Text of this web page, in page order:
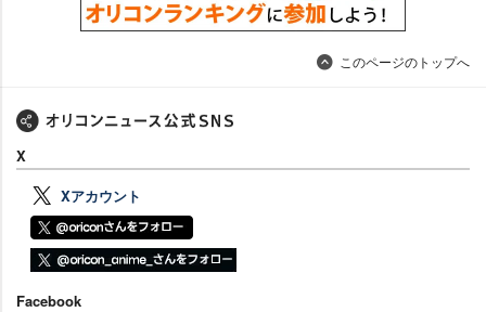
このページのトップへ
X
Xアカウント
Facebook